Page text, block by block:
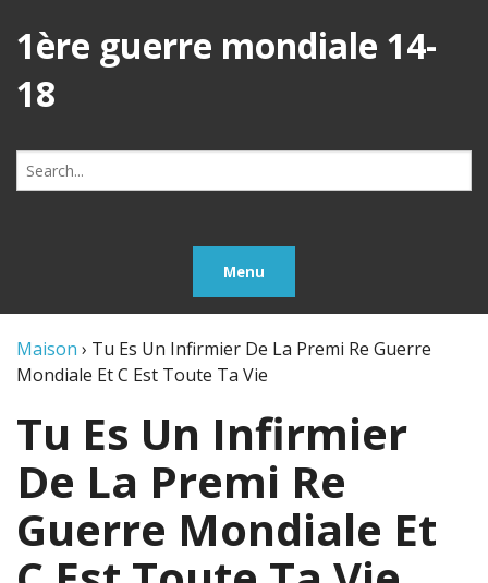
1ère guerre mondiale 14-
18
Search
for:
Menu
Maison › Tu Es Un Infirmier De La Premi Re Guerre
Mondiale Et C Est Toute Ta Vie
Tu Es Un Infirmier
De La Premi Re
Guerre Mondiale Et